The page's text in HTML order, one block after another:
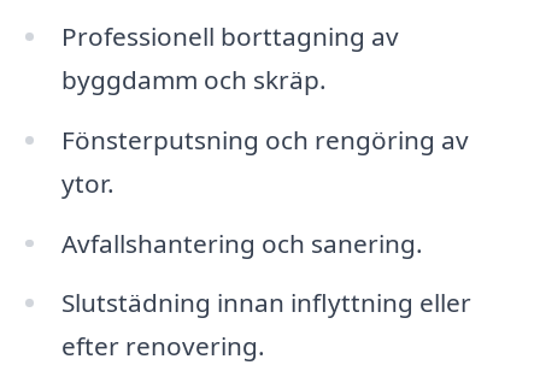
Professionell borttagning av
byggdamm och skräp.
Fönsterputsning och rengöring av
ytor.
Avfallshantering och sanering.
Slutstädning innan inflyttning eller
efter renovering.